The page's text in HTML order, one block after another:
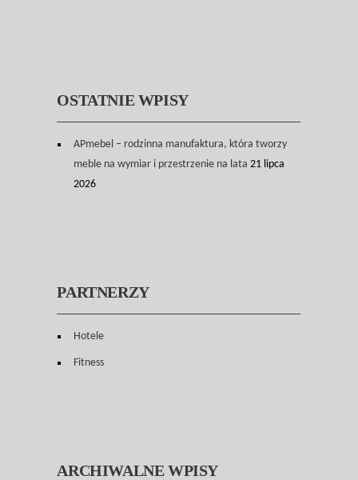
OSTATNIE WPISY
APmebel – rodzinna manufaktura, która tworzy
meble na wymiar i przestrzenie na lata 21 lipca
2026
PARTNERZY
Hotele
Fitness
ARCHIWALNE WPISY